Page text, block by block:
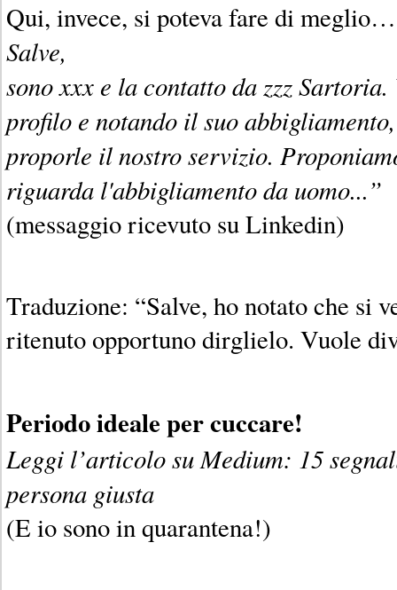
Qui, invece, si poteva fare di meglio…
Salve,
sono xxx e la contatto da zzz
profilo e notando il suo
proporle il nostro servizio.
riguarda l'abbigliamento da uomo...”
(messaggio ricevuto su Linkedin)
Traduzione: “Salve, ho notato che si
ritenuto opportuno dirglielo. Vuole
Periodo ideale per cuccare!
Leggi l’articolo su Medium: 15
persona giusta
(E io sono in quarantena!)